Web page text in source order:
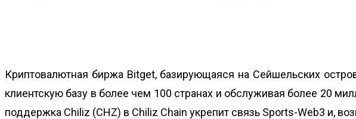
Криптовалютная биржа Bitget, базирующаяся на Сейшельских
клиентскую базу в более чем 100 странах и обслуживая более 20
поддержка Chiliz (CHZ) в Chiliz Chain укрепит связь Sports-Web3 и,